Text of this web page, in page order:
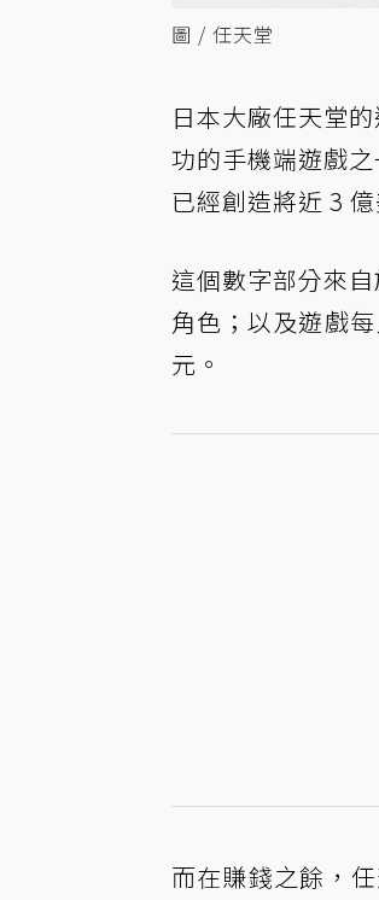
圖 / 任天堂
日本大廠任天堂
功的手機端遊戲
已經創造將近 3
這個數字部分來
角色；以及遊戲
元。
而在賺錢之餘，